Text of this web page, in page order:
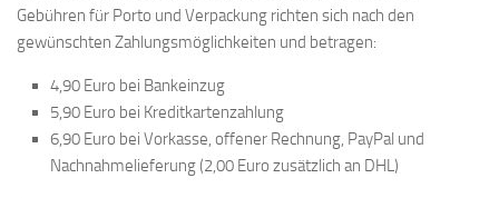
Gebühren für Porto und Verpackung richten sich nach den
gewünschten Zahlungsmöglichkeiten und betragen:
4,90 Euro bei Bankeinzug
5,90 Euro bei Kreditkartenzahlung
6,90 Euro bei Vorkasse, offener Rechnung, PayPal und
Nachnahmelieferung (2,00 Euro zusätzlich an DHL)